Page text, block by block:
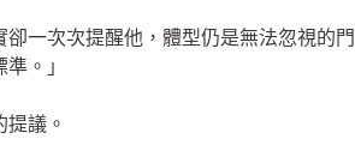
一次次提醒他，體型仍是無法忽視的門
。」
議。